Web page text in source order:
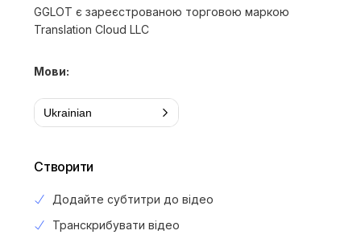
GGLOT є зареєстрованою торговою маркою
Translation Cloud LLC
Мови:
Ukrainian
Створити
Додайте субтитри до відео
Транскрибувати відео